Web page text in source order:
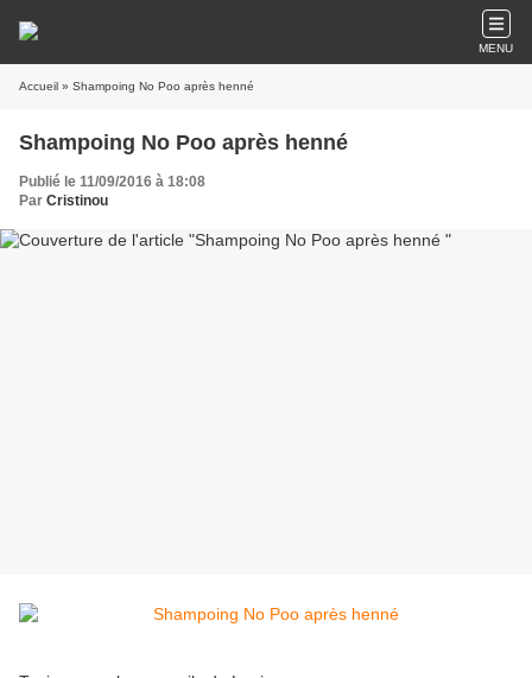
MENU
Accueil » Shampoing No Poo après henné
Shampoing No Poo après henné
Publié le 11/09/2016 à 18:08
Par Cristinou